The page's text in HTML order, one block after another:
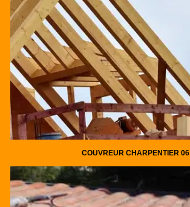
COUVREUR CHARPENTIER 06